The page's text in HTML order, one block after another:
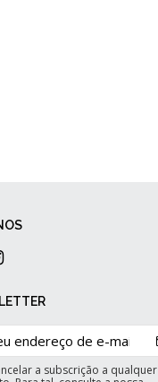
a subscrição a qualquer